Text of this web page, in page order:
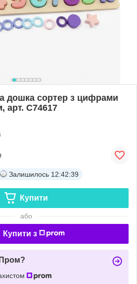
дошка сортер з цифрами
арт. C74617
Залишилось 12:42:38
Купити
або
Купити з